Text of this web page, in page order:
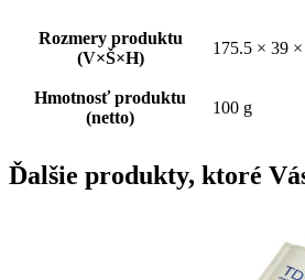
Rozmery produktu
(V×Š×H)
175.5 × 39
Hmotnosť produktu
(netto)
100 g
Ďalšie produkty, ktoré